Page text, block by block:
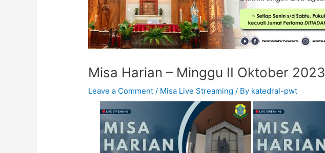
Misa Harian – Minggu II Oktober 2023
Leave a Comment / Misa Live Streaming / By katedral-pwt
Ibadat Rosario & Misa
Harian - Selasa, 10
Oktober 2023 - 05.00
WIB - Katedral